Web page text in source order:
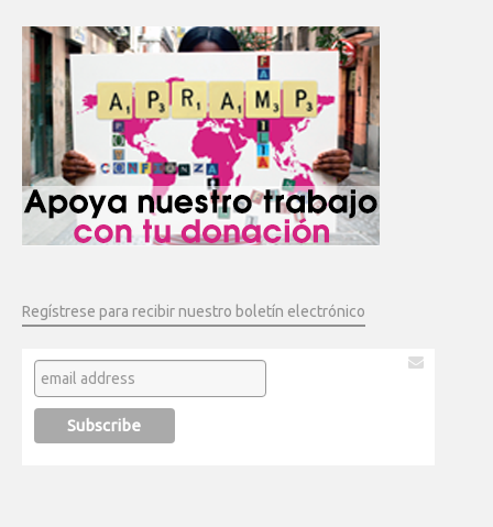
Regístrese para recibir nuestro boletín electrónico